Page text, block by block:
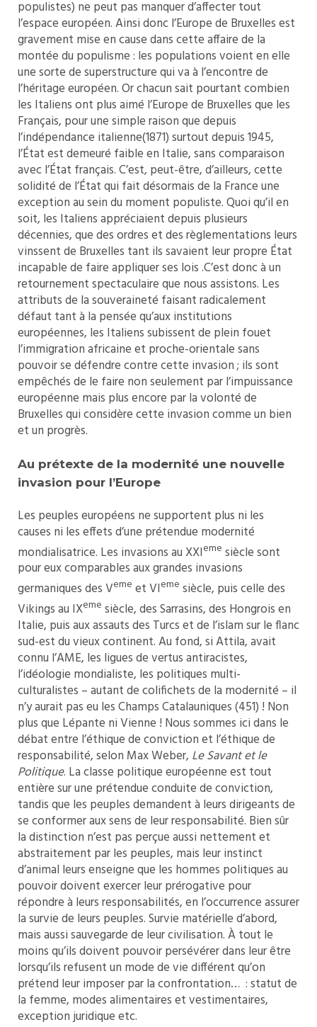
populistes) ne peut pas manquer d’affecter tout
l’espace européen. Ainsi donc l’Europe de Bruxelles est
gravement mise en cause dans cette affaire de la
montée du populisme : les populations voient en elle
une sorte de superstructure qui va à l’encontre de
l’héritage européen. Or chacun sait pourtant combien
les Italiens ont plus aimé l’Europe de Bruxelles que les
Français, pour une simple raison que depuis
l’indépendance italienne(1871) surtout depuis 1945,
l’État est demeuré faible en Italie, sans comparaison
avec l’État français. C’est, peut-être, d’ailleurs, cette
solidité de l’État qui fait désormais de la France une
exception au sein du moment populiste. Quoi qu’il en
soit, les Italiens appréciaient depuis plusieurs
décennies, que des ordres et des règlementations leurs
vinssent de Bruxelles tant ils savaient leur propre État
incapable de faire appliquer ses lois .C’est donc à un
retournement spectaculaire que nous assistons. Les
attributs de la souveraineté faisant radicalement
défaut tant à la pensée qu’aux institutions
européennes, les Italiens subissent de plein fouet
l’immigration africaine et proche-orientale sans
pouvoir se défendre contre cette invasion ; ils sont
empêchés de le faire non seulement par l’impuissance
européenne mais plus encore par la volonté de
Bruxelles qui considère cette invasion comme un bien
et un progrès.
Au prétexte de la modernité une nouvelle
invasion pour l’Europe
Les peuples européens ne supportent plus ni les
causes ni les effets d’une prétendue modernité
mondialisatrice. Les invasions au XXIeme siècle sont
pour eux comparables aux grandes invasions
germaniques des Veme et VIeme siècle, puis celle des
Vikings au IXeme siècle, des Sarrasins, des Hongrois en
Italie, puis aux assauts des Turcs et de l’islam sur le flanc
sud-est du vieux continent. Au fond, si Attila, avait
connu l’AME, les ligues de vertus antiracistes,
l’idéologie mondialiste, les politiques multi-
culturalistes – autant de colifichets de la modernité – il
n’y aurait pas eu les Champs Catalauniques (451) ! Non
plus que Lépante ni Vienne ! Nous sommes ici dans le
débat entre l’éthique de conviction et l’éthique de
responsabilité, selon Max Weber, Le Savant et le
Politique. La classe politique européenne est tout
entière sur une prétendue conduite de conviction,
tandis que les peuples demandent à leurs dirigeants de
se conformer aux sens de leur responsabilité. Bien sûr
la distinction n’est pas perçue aussi nettement et
abstraitement par les peuples, mais leur instinct
d’animal leurs enseigne que les hommes politiques au
pouvoir doivent exercer leur prérogative pour
répondre à leurs responsabilités, en l’occurrence assurer
la survie de leurs peuples. Survie matérielle d’abord,
mais aussi sauvegarde de leur civilisation. À tout le
moins qu’ils doivent pouvoir persévérer dans leur être
lorsqu’ils refusent un mode de vie différent qu’on
prétend leur imposer par la confrontation… : statut de
la femme, modes alimentaires et vestimentaires,
exception juridique etc.